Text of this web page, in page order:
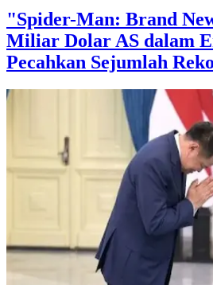
"Spider-Man: Brand
Miliar Dolar AS dalam
Pecahkan Sejumlah